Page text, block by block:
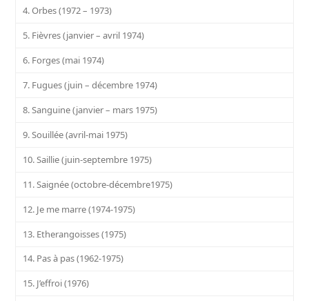
4. Orbes (1972 – 1973)
5. Fièvres (janvier – avril 1974)
6. Forges (mai 1974)
7. Fugues (juin – décembre 1974)
8. Sanguine (janvier – mars 1975)
9. Souillée (avril-mai 1975)
10. Saillie (juin-septembre 1975)
11. Saignée (octobre-décembre1975)
12. Je me marre (1974-1975)
13. Etherangoisses (1975)
14. Pas à pas (1962-1975)
15. J’effroi (1976)